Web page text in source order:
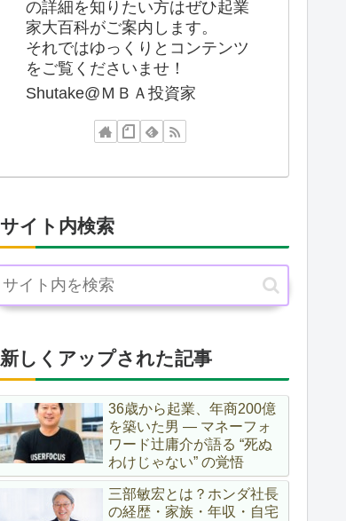
の詳細を知りたい方はぜひ起業
家大百科がご案内します。
それではゆっくりとコンテンツ
をご覧くださいませ！
Shutake@ＭＢＡ投資家
サイト内検索
新しくアップされた記事
36歳から起業、年商200億
を築いた男 ― マネーフォ
ワード辻庸介が語る “死ぬ
わけじゃない” の覚悟
三部敏宏とは？ホンダ社長
の経歴・家族・年収・自宅